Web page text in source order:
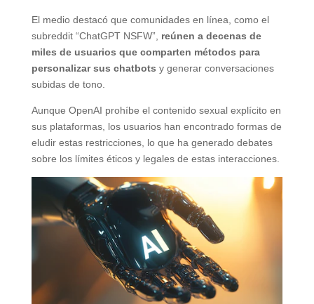
El medio destacó que comunidades en línea, como el
subreddit “ChatGPT NSFW”, reúnen a decenas de
miles de usuarios que comparten métodos para
personalizar sus chatbots y generar conversaciones
subidas de tono.
Aunque OpenAI prohíbe el contenido sexual explícito en
sus plataformas, los usuarios han encontrado formas de
eludir estas restricciones, lo que ha generado debates
sobre los límites éticos y legales de estas interacciones.